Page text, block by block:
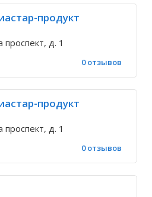
продукт
проспект, д. 1
0 отзывов
продукт
проспект, д. 1
0 отзывов